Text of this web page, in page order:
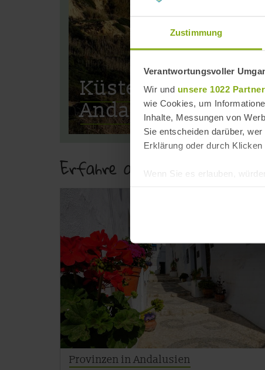
Zustimmung
Verantwortungsvoller
Wir und unsere 1022 Partner
wie Cookies, um
Inhalte, Messungen von
Sie entscheiden darüber,
Erklärung oder durch
Wenn Sie es erlauben,
Erfahren Sie mehr darüber,
andalusien360.de
Einige von ihnen sind
und wirtschaftlich zu
Schaltfläche »Akzeptieren«
alle vorausgewählten, bzw.
auch nachträglich jederzeit
»Cookies«, »Marketing«
Küstenregionen in
Andalusien
Erfahre alles zur Geografie
Provinzen in Andalusien